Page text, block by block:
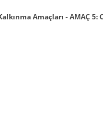
Amaçları - AMAÇ 5: